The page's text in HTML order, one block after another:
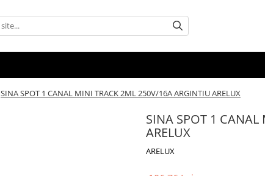
SINA SPOT 1 CANAL MINI TRACK 2ML 250V/16A ARGINTIU ARELUX
SINA SPOT 1
ARELUX
ARELUX